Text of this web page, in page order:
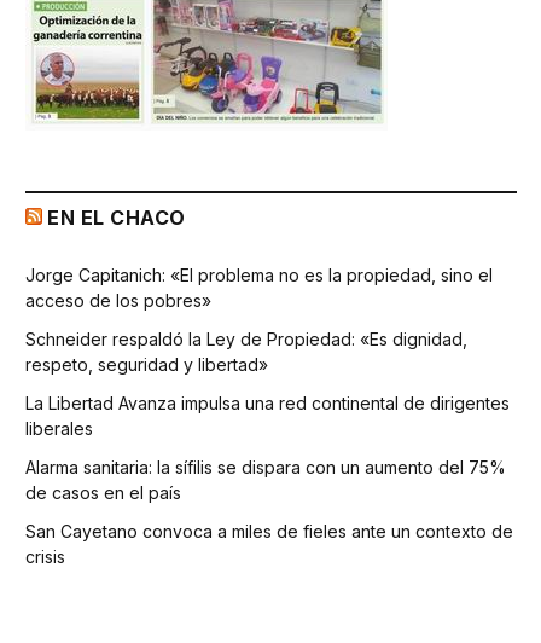
EN EL CHACO
Jorge Capitanich: «El problema no es la propiedad, sino el
acceso de los pobres»
Schneider respaldó la Ley de Propiedad: «Es dignidad,
respeto, seguridad y libertad»
La Libertad Avanza impulsa una red continental de dirigentes
liberales
Alarma sanitaria: la sífilis se dispara con un aumento del 75%
de casos en el país
San Cayetano convoca a miles de fieles ante un contexto de
crisis